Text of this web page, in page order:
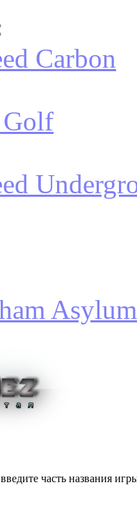
Carbon
Golf
Asylum
введите часть названия